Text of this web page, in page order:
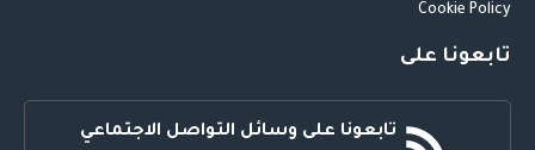
Cookie Policy
تابعونا على
تابعونا على وسائل التواصل الاجتماعي